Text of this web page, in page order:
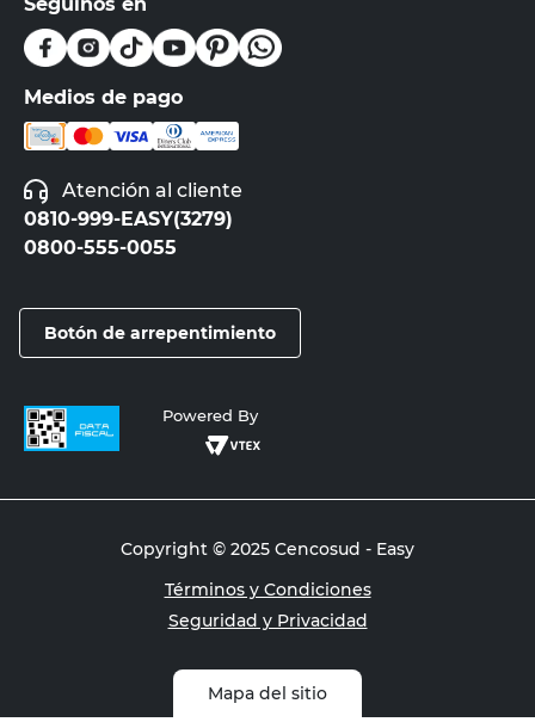
Medios de pago
Atención al cliente
0810-999-EASY(3279)
0800-555-0055
Botón de arrepentimiento
Powered By
Copyright © 2025 Cencosud - Easy
Términos y Condiciones
Seguridad y Privacidad
Mapa del sitio